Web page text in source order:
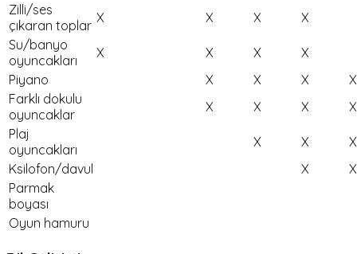
Zilli/ses
çıkaran toplar X X X
X
Su/banyo
oyuncakları
X X X
X
Piyano
X X X
X
Farklı dokulu
oyuncaklar
X X X
X
Plaj
oyuncakları
X X
X
Ksilofon/davul
X
X
Parmak
boyası
Oyun hamuru